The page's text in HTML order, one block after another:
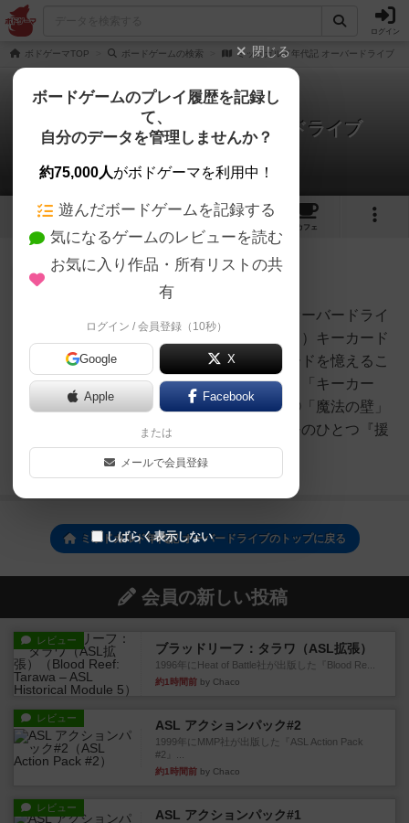
ログイン
ボドゲーマTOP ボードゲームの検索 ミッドガルド年代記 オーバードライブ
ミッドガルド年代記 オーバードライブ
1件の戦略やコツ
16 1
カフェ
181名 充実
・太黒字英雄カード名・下線青オーバードライ
ブ能力名、・赤「」援護魔法（１）キーカード
を憶えようやはり基本戦略はカードを憶えるこ
と。ここでは筆者が注意すべき、「キーカー
ド」の紹介と対策を記載する。①「魔法の壁」
を持つ英雄３枚このゲームのキモのひとつ『援
護札』。これを無効にする...
皇帝
ミッドガルド年代記 オーバードライブのトップに戻る
会員の新しい投稿
レビュー
ブラッドリーフ：タラワ（ASL拡張）
1996年にHeat of Battle社が出版した『Blood Re...
約1時間前 by Chaco
レビュー ASL アクションパック#2
1999年にMMP社が出版した『ASL Action Pack
#2』...
約1時間前 by Chaco
レビュー ASL アクションパック#1
閉じる
ボードゲームのプレイ履歴を記録し
て、
自分のデータを管理しませんか？
約75,000人がボドゲーマを利用中！
遊んだボードゲームを記録する
気になるゲームのレビューを読む
お気に入り作品・所有リストの共
有
ログイン / 会員登録（10秒）
Google X
Apple Facebook
または
メールで会員登録
しばらく表示しない